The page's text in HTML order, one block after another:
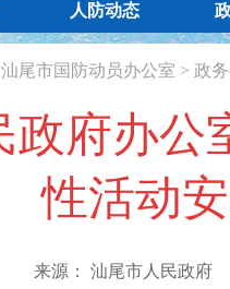
人防动态
汕尾市国防动员办公室 > 政
政府办公
性活动
来源： 汕尾市人民政府